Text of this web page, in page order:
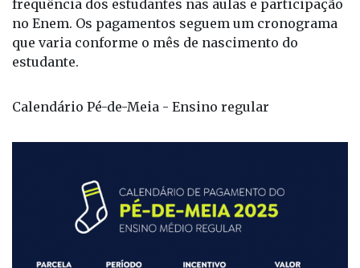
que varia conforme o mês de nascimento do
estudante.